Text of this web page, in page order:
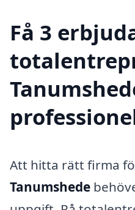
Få 3
Att hitta rätt firma
Tanumshede